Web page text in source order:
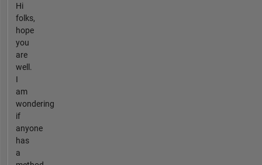
Hi
folks,
hope
you
are
well.
I
am
wondering
if
anyone
has
a